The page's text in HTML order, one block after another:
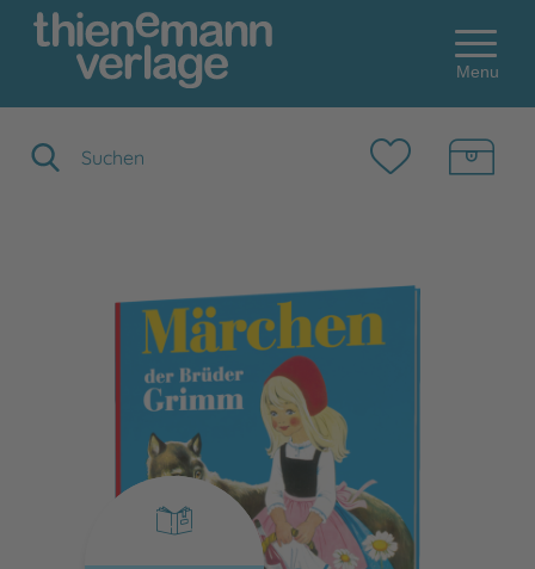
Menu